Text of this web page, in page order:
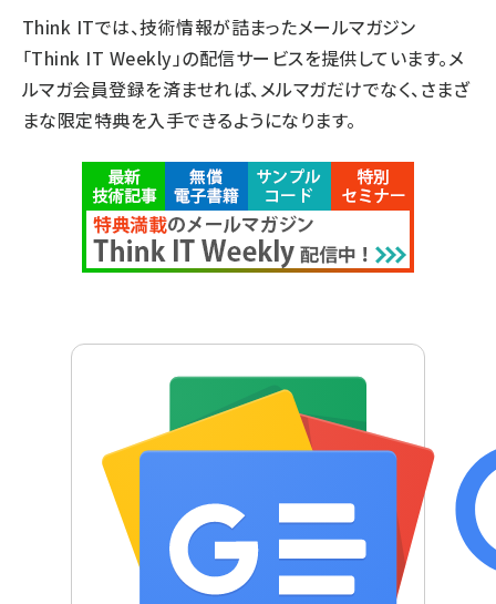
Think ITでは、技術情報が詰まったメールマガジン
「Think IT Weekly」の配信サービスを提供しています。メ
ルマガ会員登録を済ませれば、メルマガだけでなく、さまざ
まな限定特典を入手できるようになります。